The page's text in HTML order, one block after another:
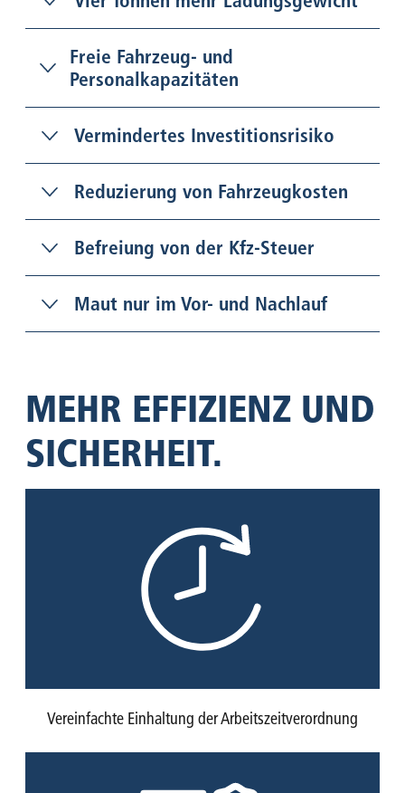
Freie Fahrzeug- und
Personalkapazitäten
Vermindertes Investitionsrisiko
Reduzierung von Fahrzeugkosten
Befreiung von der Kfz-Steuer
Maut nur im Vor- und Nachlauf
MEHR EFFIZIENZ UND
SICHERHEIT.
Vereinfachte Einhaltung der Arbeitszeitverordnung